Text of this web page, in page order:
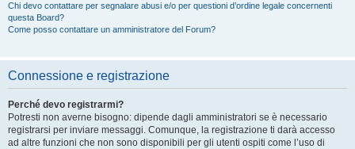
Chi devo contattare per segnalare abusi e/o per questioni d’ordine legale concernenti
questa Board?
Come posso contattare un amministratore del Forum?
Connessione e registrazione
Perché devo registrarmi?
Potresti non averne bisogno: dipende dagli amministratori se è necessario
registrarsi per inviare messaggi. Comunque, la registrazione ti darà accesso
ad altre funzioni che non sono disponibili per gli utenti ospiti come l’uso di